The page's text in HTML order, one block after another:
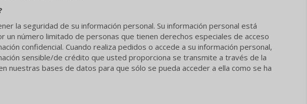
la seguridad de su información personal. Su información personal está
número limitado de personas que tienen derechos especiales de acceso
confidencial. Cuando realiza pedidos o accede a su información personal,
sensible/de crédito que usted proporciona se transmite a través de la
nuestras bases de datos para que sólo se pueda acceder a ella como se ha